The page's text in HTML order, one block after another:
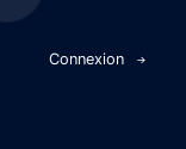
Connexion